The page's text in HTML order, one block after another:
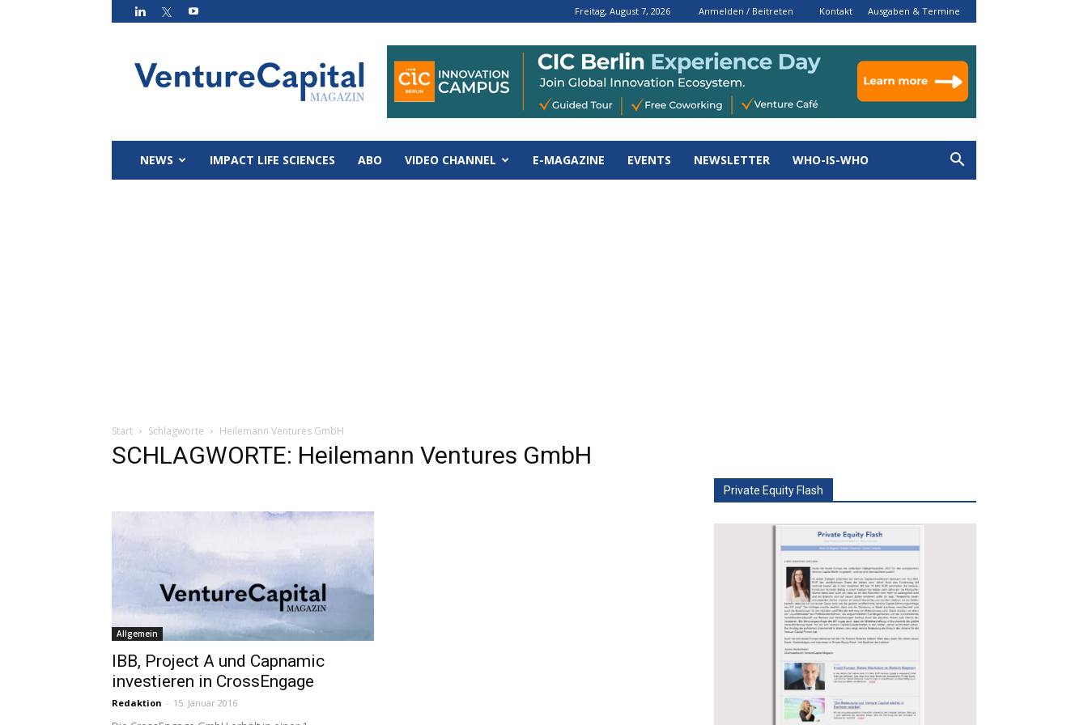
Freitag, August 7, 2026 Anmelden / Beitreten Kontakt Ausgaben & Termine
Magazin
NEWS IMPACT LIFE SCIENCES ABO VIDEO CHANNEL E-MAGAZINE EVENTS NEWSLETTER WHO-IS-WHO
Start Schlagworte Heilemann Ventures GmbH
SCHLAGWORTE: Heilemann Ventures GmbH
Allgemein
IBB, Project A und Capnamic
investieren in CrossEngage
Redaktion - 15. Januar 2016
Private Equity Flash